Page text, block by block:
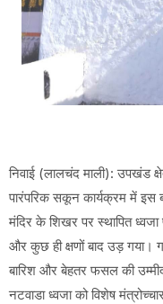
निवाई (लालचंद माली): उपखंड
पारंपरिक सकून कार्यक्रम में इस
मंदिर के शिखर पर स्थापित
और कुछ ही क्षणों बाद उड़ गया।
बारिश और बेहतर फसल की
नटवाडा ध्वजा को विशेष